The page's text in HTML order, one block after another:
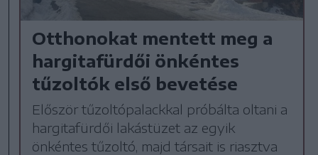
Otthonokat mentett meg a
hargitafürdői önkéntes
tűzoltók első bevetése
Először tűzoltópalackkal próbálta oltani a
hargitafürdői lakástüzet az egyik
önkéntes tűzoltó, majd társait is riasztva